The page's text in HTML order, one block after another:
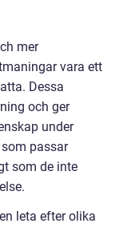
mer
vara ett
Dessa
och ger
under
passar
som de inte
leta efter olika